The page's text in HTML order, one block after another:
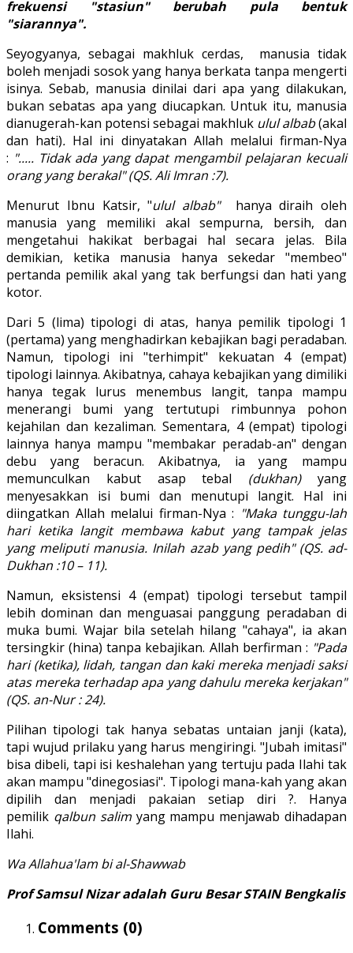
frekuensi "stasiun" berubah pula bentuk
"siarannya".
Seyogyanya, sebagai makhluk cerdas, manusia tidak
boleh menjadi sosok yang hanya berkata tanpa mengerti
isinya. Sebab, manusia dinilai dari apa yang dilakukan,
bukan sebatas apa yang diucapkan. Untuk itu, manusia
dianugerah-kan potensi sebagai makhluk ulul albab(akal
dan hati). Hal ini dinyatakan Allah melalui firman-Nya
: "..... Tidak ada yang dapat mengambil pelajaran kecuali
orang yang berakal" (QS. Ali Imran :7).
Menurut Ibnu Katsir, "ulul albab" hanya diraih oleh
manusia yang memiliki akal sempurna, bersih, dan
mengetahui hakikat berbagai hal secara jelas. Bila
demikian, ketika manusia hanya sekedar "membeo"
pertanda pemilik akal yang tak berfungsi dan hati yang
kotor.
Dari 5 (lima) tipologi di atas, hanya pemilik tipologi 1
(pertama) yang menghadirkan kebajikan bagi peradaban.
Namun, tipologi ini "terhimpit" kekuatan 4 (empat)
tipologi lainnya. Akibatnya, cahaya kebajikan yang dimiliki
hanya tegak lurus menembus langit, tanpa mampu
menerangi bumi yang tertutupi rimbunnya pohon
kejahilan dan kezaliman. Sementara, 4 (empat) tipologi
lainnya hanya mampu "membakar peradab-an" dengan
debu yang beracun. Akibatnya, ia yang mampu
memunculkan kabut asap tebal (dukhan)yang
menyesakkan isi bumi dan menutupi langit. Hal ini
diingatkan Allah melalui firman-Nya : "Maka tunggu-lah
hari ketika langit membawa kabut yang tampak jelas
yang meliputi manusia. Inilah azab yang pedih" (QS. ad-
Dukhan :10 – 11).
Namun, eksistensi 4 (empat) tipologi tersebut tampil
lebih dominan dan menguasai panggung peradaban di
muka bumi. Wajar bila setelah hilang "cahaya", ia akan
tersingkir (hina) tanpa kebajikan. Allah berfirman : "Pada
hari (ketika), lidah, tangan dan kaki mereka menjadi saksi
atas mereka terhadap apa yang dahulu mereka kerjakan"
(QS. an-Nur : 24).
Pilihan tipologi tak hanya sebatas untaian janji (kata),
tapi wujud prilaku yang harus mengiringi. "Jubah imitasi"
bisa dibeli, tapi isi keshalehan yang tertuju pada Ilahi tak
akan mampu "dinegosiasi". Tipologi mana-kah yang akan
dipilih dan menjadi pakaian setiap diri ?. Hanya
pemilik qalbun salim yang mampu menjawab dihadapan
Ilahi.
Wa Allahua'lam bi al-Shawwab
Prof Samsul Nizar adalah Guru Besar STAIN Bengkalis
Comments (0)